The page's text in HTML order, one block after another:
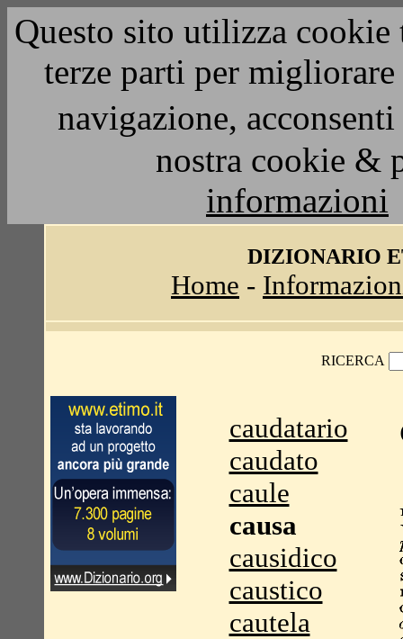
Questo sito utilizza
terze parti per
navigazione,
nostra cookie &
informazioni
DIZIONARIO
Home -
RICERCA
caudatario
caudato
caule
causa
causidico
caustico
cautela